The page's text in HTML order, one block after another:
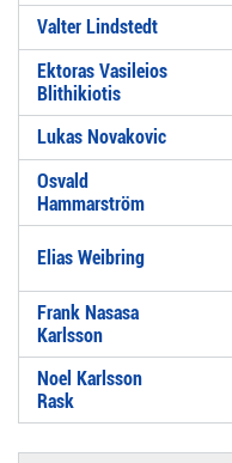
Valter Lindstedt
Ektoras Vasileios
Blithikiotis
Lukas Novakovic
Osvald
Hammarström
Elias Weibring
Frank Nasasa
Karlsson
Noel Karlsson
Rask